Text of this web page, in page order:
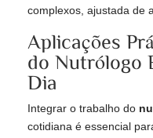
complexos, ajustada de
Aplicações
do Nutrólogo
Dia
Integrar o trabalho do
cotidiana é essencial